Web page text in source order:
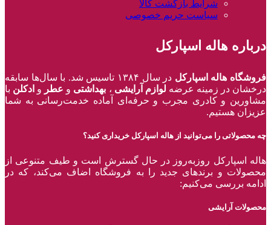
شرایط بازگشت کالا
سیاست حریم خصوصی
درباره هاله اسپارکل
فروشگاه هاله اسپارکل
در سال ۱۳۸۴ تاسیس شد. با سال‌ها سابقه
درخشان در زمینه عرضه لوازم آرایشی ، بهداشتی و عطر و ادکلن با
مشاورین و کادری مجرب و حرفه‌ای آماده خدمت‌رسانی به شما
عزیزان هستیم.
چه محصولاتی را می‌توانید از هاله اسپارکل خریداری کنید؟
هاله اسپارکل روزبه‌روز در حال گسترش است و طیف متنوعی از
محصولات و برند‌های جدید را به فروشگاه اضاف می‌کند، که در
ادامه بررسی می‌کنیم:
محصولات آرایشی